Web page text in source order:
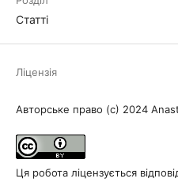
Статті
Ліцензія
Авторське право (c) 2024
Ця робота ліцензується